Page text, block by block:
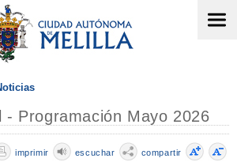
- Programación Mayo 2026
compartir
escuchar
imprimir